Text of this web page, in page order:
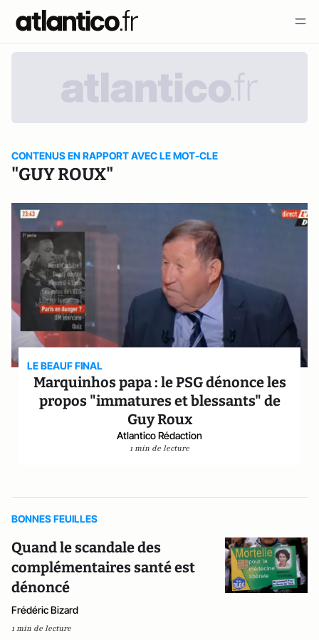
CONTENUS EN RAPPORT AVEC LE MOT-CLE
"GUY ROUX"
LE BEAUF FINAL
Marquinhos papa : le PSG dénonce les
propos "immatures et blessants" de
Guy Roux
Atlantico Rédaction
1 min de lecture
BONNES FEUILLES
Quand le scandale des
complémentaires santé est
dénoncé
Frédéric Bizard
1 min de lecture